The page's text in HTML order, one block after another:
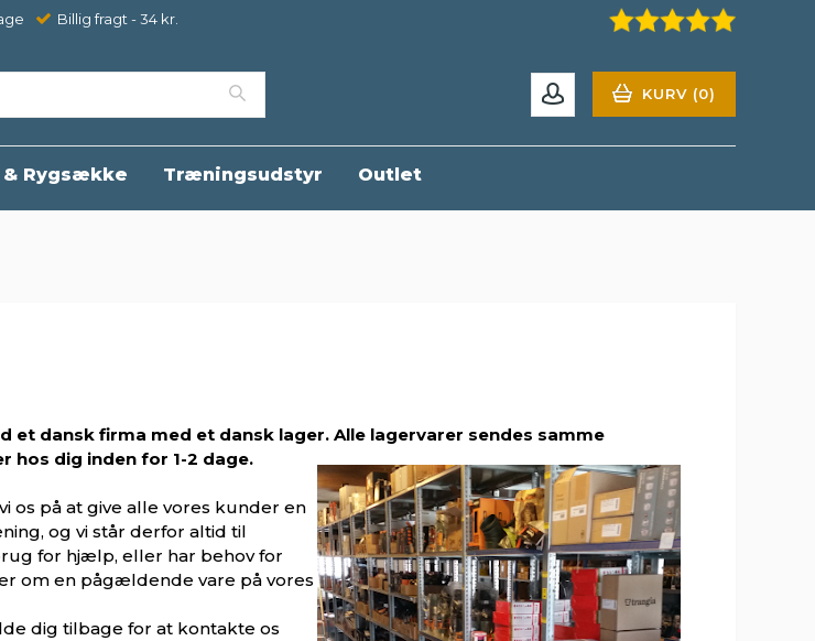
Billig fragt - 34 kr.
KURV (0)
Rygsække Træningsudstyr Outlet
et dansk firma med et dansk lager. Alle lagervarer sendes samme
hos dig inden for 1-2 dage.
os på at give alle vores kunder en
og vi står derfor altid til
for hjælp, eller har behov for
om en pågældende vare på vores
dig tilbage for at kontakte os